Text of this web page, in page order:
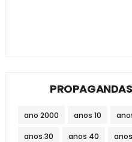
ano 2000 anos 10
anos 30 anos 40